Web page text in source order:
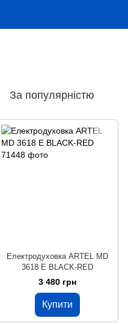
За популярністю
Електродуховка ARTEL MD
3618 E BLACK-RED
3 480 грн
Купити